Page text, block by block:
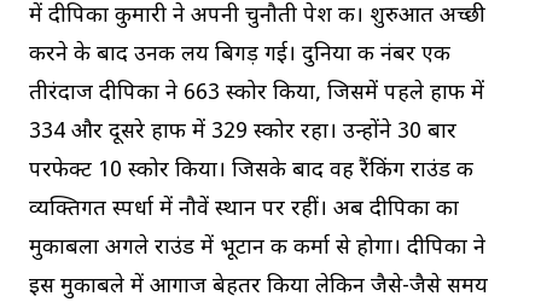
में दीपिका कुमारी ने अपनी चुनौती पेश की। शुरुआत अच्छी
करने के बाद उनकी लय बिगड़ गई। दुनिया की नंबर एक
तीरंदाज दीपिका ने 663 स्कोर किया, जिसमें पहले हाफ में
334 और दूसरे हाफ में 329 स्कोर रहा। उन्होंने 30 बार
परफेक्ट 10 स्कोर किया। जिसके बाद वह रैंकिंग राउंड की
व्यक्तिगत स्पर्धा में नौवें स्थान पर रहीं। अब दीपिका का
मुकाबला अगले राउंड में भूटान की कर्मा से होगा। दीपिका ने
इस मुकाबले में आगाज बेहतर किया लेकिन जैसे-जैसे समय